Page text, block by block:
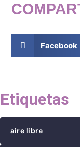
Facebook
Etiquetas
aire libre